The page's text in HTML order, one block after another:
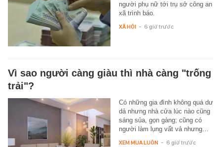
người phụ nữ tới trụ sở công an
xã trình báo.
XÃ HỘI - 6 giờ trước
Vì sao người càng giàu thì nhà càng "trống
trải"?
Có những gia đình không quá dư
dả nhưng nhà cửa lúc nào cũng
sáng sủa, gọn gàng; cũng có
người làm lụng vất vả nhưng…
XEM MUA LUÔN - 6 giờ trước